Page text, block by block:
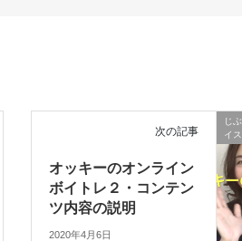
じ
イ
次の記事
オッキーのオンライン
ボイトレ２・コンテン
ツ内容の説明
2020年4月6日